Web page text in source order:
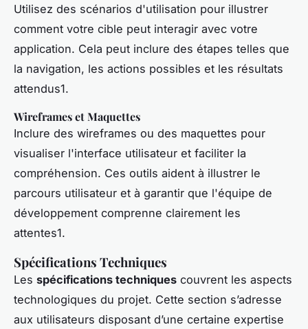
Utilisez des scénarios d'utilisation pour illustrer
comment votre cible peut interagir avec votre
application. Cela peut inclure des étapes telles que
la navigation, les actions possibles et les résultats
attendus1.
Wireframes et Maquettes
Inclure des wireframes ou des maquettes pour
visualiser l'interface utilisateur et faciliter la
compréhension. Ces outils aident à illustrer le
parcours utilisateur et à garantir que l'équipe de
développement comprenne clairement les
attentes1.
Spécifications Techniques
Les spécifications techniques couvrent les aspects
technologiques du projet. Cette section s’adresse
aux utilisateurs disposant d’une certaine expertise